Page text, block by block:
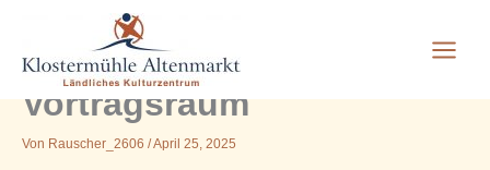
springen
18.00 Uhr Malgruppe im
Gruppenraum/
Vortragsraum
Von Rauscher_2606 /April 25, 2025